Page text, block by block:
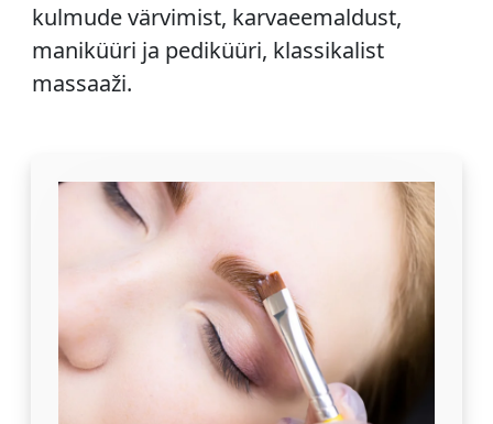
kulmude värvimist, karvaeemaldust,
maniküüri ja pediküüri, klassikalist
massaaži.